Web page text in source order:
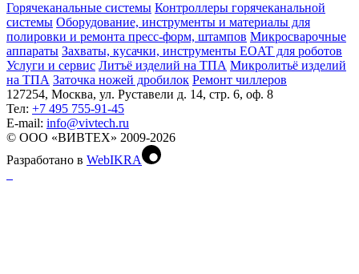
Горячеканальные системы Контроллеры горячеканальной
системы Оборудование, инструменты и материалы для
полировки и ремонта пресс-форм, штампов Микросварочные
аппараты Захваты, кусачки, инструменты EOAT для роботов
Услуги и сервис Литъё изделий на ТПА Микролитьё изделий
на ТПА Заточка ножей дробилок Ремонт чиллеров
127254, Москва, ул. Руставели д. 14, стр. 6, оф. 8
Тел: +7 495 755-91-45
Е-mail: info@vivtech.ru
© ООО «ВИВТЕХ» 2009-2026
Разработано в WebIKRA